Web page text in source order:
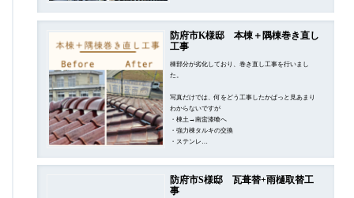
防府市K様邸 本棟＋隅棟巻き直し
工事
棟部分が劣化しており、巻き直し工事を行いまし
た。
写真だけでは、何をどう工事したかぱっと見あまり
わからないですが
・棟土→南蛮漆喰へ
・強力棟タルキの交換
・ステンレ…
防府市S様邸 瓦葺替+雨樋取替工
事